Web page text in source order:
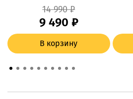
14 990 ₽
9 490 ₽
В корзину